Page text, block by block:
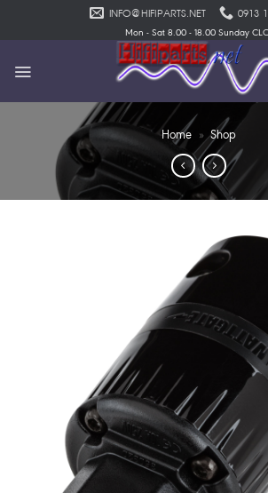
INFO@HIFIPARTS.NET 0913
Mon - Sat 8.00 - 18.00 Sunday
Home » Shop